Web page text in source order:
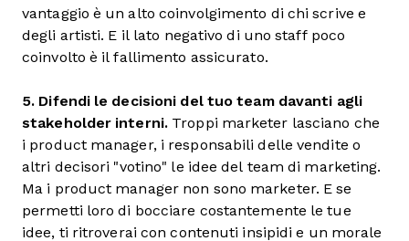
vantaggio è un alto coinvolgimento di chi scrive e
degli artisti. E il lato negativo di uno staff poco
coinvolto è il fallimento assicurato.
5. Difendi le decisioni del tuo team davanti agli
stakeholder interni. Troppi marketer lasciano che
i product manager, i responsabili delle vendite o
altri decisori "votino" le idee del team di marketing.
Ma i product manager non sono marketer. E se
permetti loro di bocciare costantemente le tue
idee, ti ritroverai con contenuti insipidi e un morale